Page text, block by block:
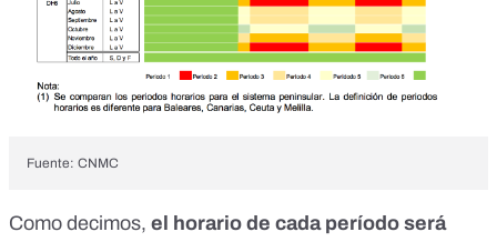
Fuente: CNMC
Como decimos, el horario de cada período será